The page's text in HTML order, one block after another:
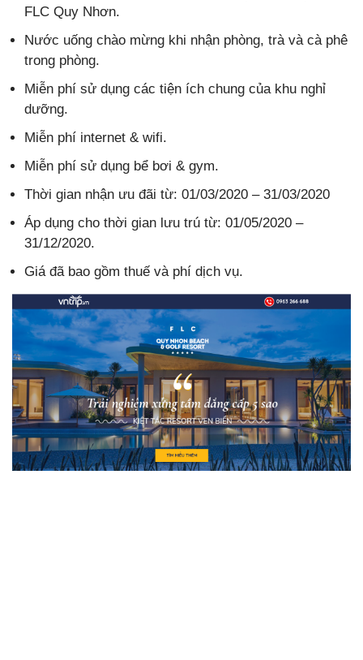
FLC Quy Nhơn.
Nước uống chào mừng khi nhận phòng, trà và cà phê
trong phòng.
Miễn phí sử dụng các tiện ích chung của khu nghỉ
dưỡng.
Miễn phí internet & wifi.
Miễn phí sử dụng bể bơi & gym.
Thời gian nhận ưu đãi từ: 01/03/2020 – 31/03/2020
Áp dụng cho thời gian lưu trú từ: 01/05/2020 –
31/12/2020.
Giá đã bao gồm thuế và phí dịch vụ.